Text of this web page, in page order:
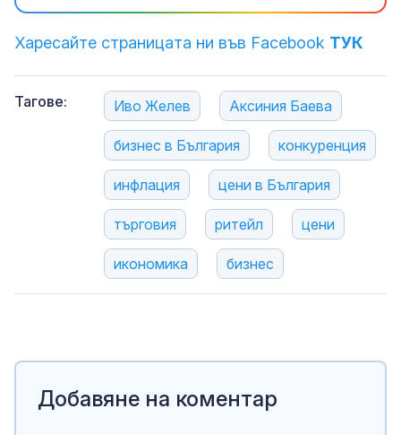
Харесайте страницата ни във Facebook ТУК
Тагове: Иво Желев Аксиния Баева
бизнес в България конкуренция
инфлация цени в България
търговия ритейл цени
икономика бизнес
Добавяне на коментар